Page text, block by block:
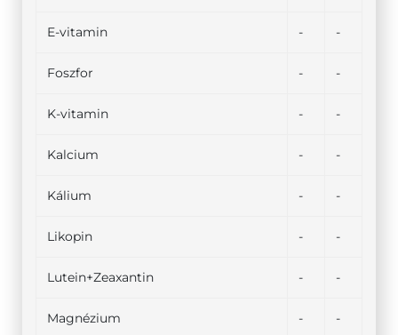
E-vitamin - -
Foszfor - -
K-vitamin - -
Kalcium - -
Kálium - -
Likopin - -
Lutein+Zeaxantin - -
Magnézium - -